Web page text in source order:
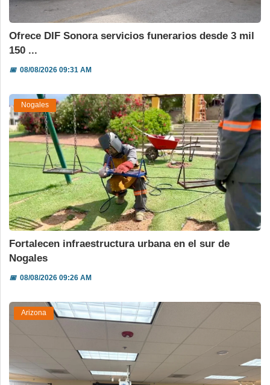
Ofrece DIF Sonora servicios funerarios desde 3 mil
150 ...
📅08/08/2026 09:31 AM
Nogales
Fortalecen infraestructura urbana en el sur de
Nogales
📅08/08/2026 09:26 AM
Arizona